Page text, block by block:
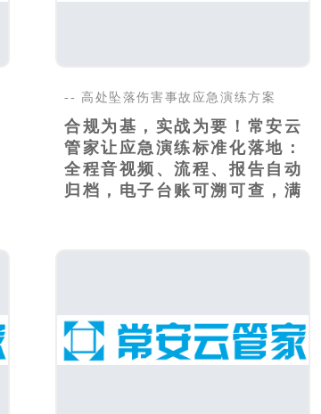
-- 高处坠落伤害事故应急演练方案
合规为基，实战为要！常安云
管家让应急演练标准化落地：
全程音视频、流程、报告自动
归档，电子台账可溯可查，满